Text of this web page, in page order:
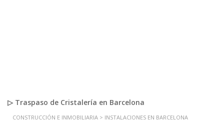
▷ Traspaso de Cristalería en Barcelona
CONSTRUCCIÓN E INMOBILIARIA > INSTALACIONES EN BARCELONA